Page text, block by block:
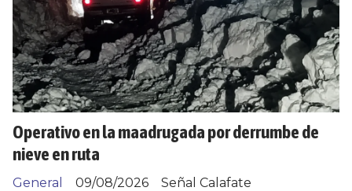
Operativo en la maadrugada por derrumbe de
nieve en ruta
Señal Calafate
General
09/08/2026